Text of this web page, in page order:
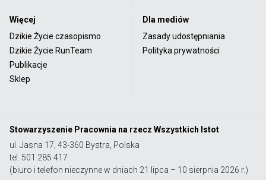
Więcej
Dzikie Życie czasopismo
Dzikie Życie RunTeam
Publikacje
Sklep
Dla mediów
Zasady udostępniania
Polityka prywatności
Stowarzyszenie Pracownia na rzecz Wszystkich Istot
ul. Jasna 17, 43-360 Bystra, Polska
tel. 501 285 417
(biuro i telefon nieczynne w dniach 21 lipca – 10 sierpnia 2026 r.)